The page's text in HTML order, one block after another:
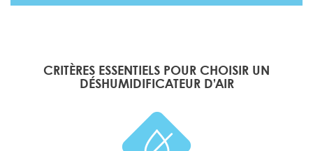
CRITÈRES ESSENTIELS POUR CHOISIR UN
DÉSHUMIDIFICATEUR D’AIR